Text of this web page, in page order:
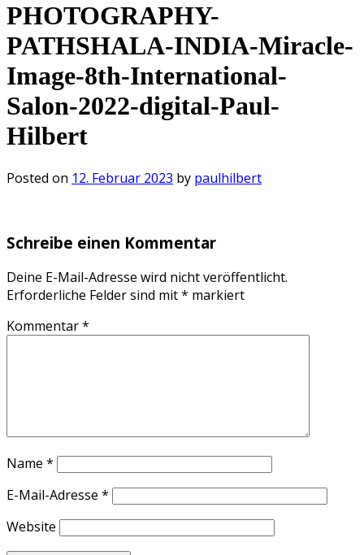
PHOTOGRAPHY-
PATHSHALA-INDIA-Miracle-
Image-8th-International-
Salon-2022-digital-Paul-
Hilbert
Posted on 12. Februar 2023 by paulhilbert
Schreibe einen Kommentar
Deine E-Mail-Adresse wird nicht veröffentlicht.
Erforderliche Felder sind mit* markiert
Kommentar*
Name *
E-Mail-Adresse *
Website